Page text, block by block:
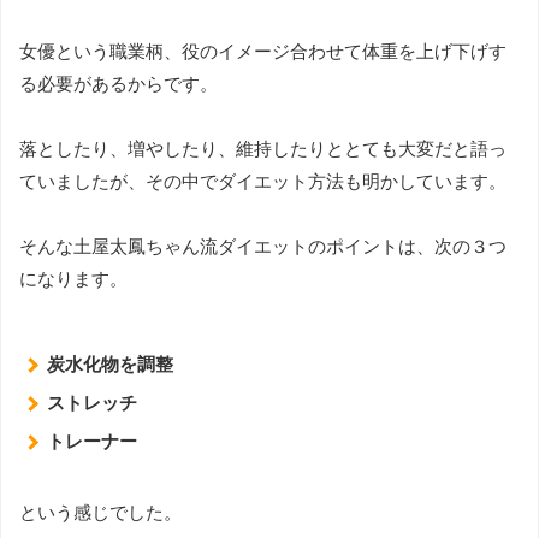
女優という職業柄、役のイメージ合わせて体重を上げ下げす
る必要があるからです。
落としたり、増やしたり、維持したりととても大変だと語っ
ていましたが、その中でダイエット方法も明かしています。
そんな土屋太鳳ちゃん流ダイエットのポイントは、次の３つ
になります。
炭水化物を調整
ストレッチ
トレーナー
という感じでした。